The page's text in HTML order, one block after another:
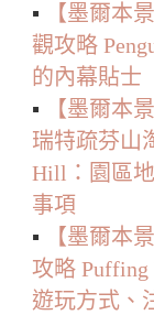
▪️
【墨爾本
觀攻略
的內幕貼士
▪️
【墨爾本
瑞特疏芬山
Hill：園區
事項
▪️
【墨爾本
攻略
遊玩方式、